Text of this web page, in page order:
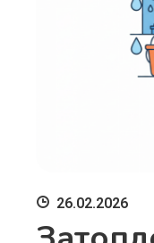
26.02.2026